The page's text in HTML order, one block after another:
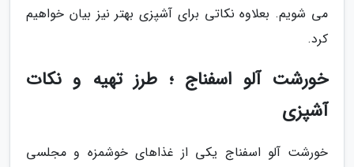
می شویم. بعلاوه نکاتی برای آشپزی بهتر نیز بیان خواهیم
کرد.
خورشت آلو اسفناج ؛ طرز تهیه و نکات
آشپزی
خورشت آلو اسفناج یکی از غذاهای خوشمزه و مجلسی